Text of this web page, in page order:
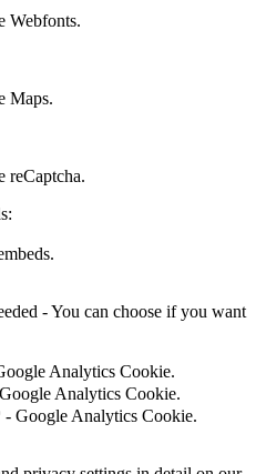
Webfonts.
Maps.
reCaptcha.
- You can choose if you want
Analytics Cookie.
Analytics Cookie.
Google Analytics Cookie.